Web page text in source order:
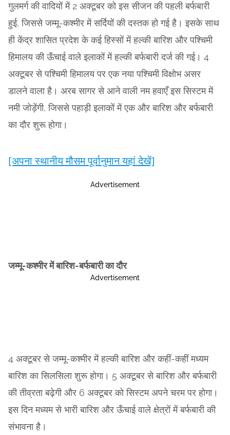
गुलमर्ग की वादियों में 2 अक्टूबर को इस सीजन की पहली बर्फबारी
हुई, जिससे जम्मू-कश्मीर में सर्दियों की दस्तक हो गई है। इसके साथ
ही केंद्र शासित प्रदेश के कई हिस्सों में हल्की बारिश और पश्चिमी
हिमालय की ऊँचाई वाले इलाकों में हल्की बर्फबारी दर्ज की गई। 4
अक्टूबर से पश्चिमी हिमालय पर एक नया पश्चिमी विक्षोभ असर
डालने वाला है। अरब सागर से आने वाली नम हवाएँ इस सिस्टम में
नमी जोड़ेंगी, जिससे पहाड़ी इलाकों में एक और बारिश और बर्फबारी
का दौर शुरू होगा।
[अपना स्थानीय मौसम पूर्वानुमान यहां देखें]
Advertisement
जम्मू-कश्मीर में बारिश-बर्फबारी का दौर
Advertisement
4 अक्टूबर से जम्मू-कश्मीर में हल्की बारिश और कहीं-कहीं मध्यम
बारिश का सिलसिला शुरू होगा। 5 अक्टूबर से बारिश और बर्फबारी
की तीव्रता बढ़ेगी और 6 अक्टूबर को सिस्टम अपने चरम पर होगा।
इस दिन मध्यम से भारी बारिश और ऊँचाई वाले क्षेत्रों में बर्फबारी की
संभावना है।